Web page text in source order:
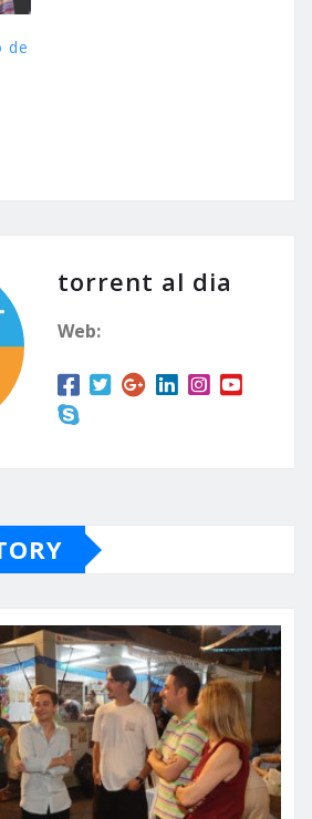
de
torrent al dia
Web: